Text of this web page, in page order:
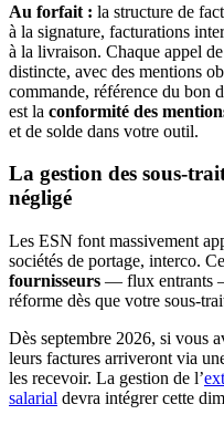
Au forfait : la structure de
à la signature, facturations
à la livraison. Chaque appel
distincte, avec des mentions
commande, référence du bon
est la conformité des
et de solde dans votre outil.
La gestion des sous-
négligé
Les ESN font massivement
sociétés de portage, interco.
fournisseurs — flux entrants
réforme dès que votre sous-
Dès septembre 2026, si vous
leurs factures arriveront via
les recevoir. La gestion de l’
salarial devra intégrer cette